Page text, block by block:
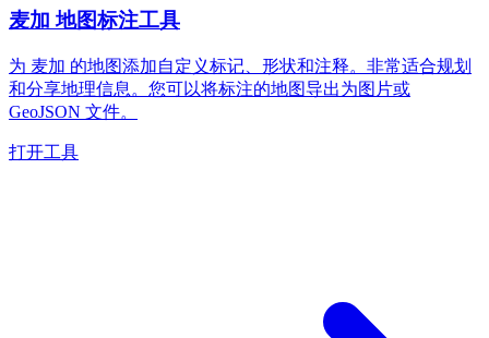
麦加 地图标注工具
为 麦加 的地图添加自定义标记、形状和注释。非常适合规划
和分享地理信息。您可以将标注的地图导出为图片或
GeoJSON 文件。
打开工具